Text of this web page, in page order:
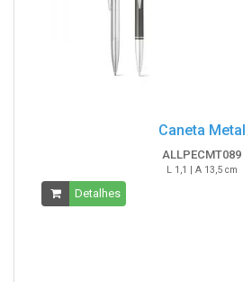
Caneta Metal
ALLPECMT089
L 1,1 | A 13,5 cm
Detalhes